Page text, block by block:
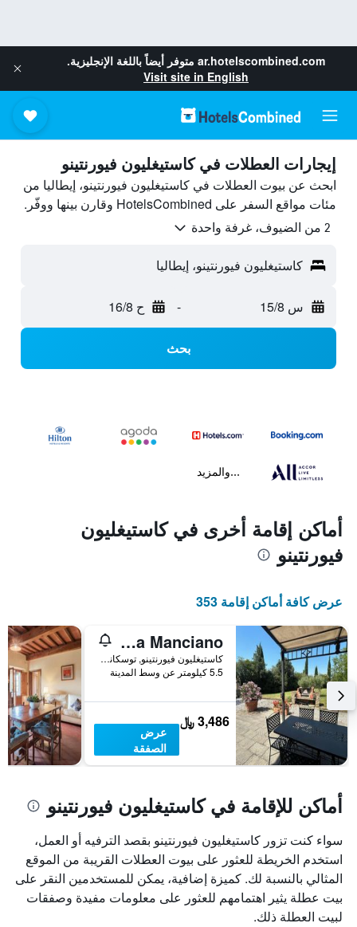
ar.hotelscombined.com متوفر أيضاً باللغة الإنجليزية.
Visit site in English
إيجارات العطلات في كاستيغليون فيورنتينو
ابحث عن بيوت العطلات في كاستيغليون فيورنتينو، إيطاليا من
مئات مواقع السفر على HotelsCombined وقارن بينها ووفّر.
2 من الضيوف، غرفة واحدة
كاستيغليون فيورنتينو، إيطاليا
س 15/8 - ح 16/8
بحث
...والمزيد
أماكن إقامة أخرى في كاستيغليون
فيورنتينو
عرض كافة أماكن إقامة 353
Villa Manciano
كاستيغليون فيورنتينو, توسكانا, إيطاليا
5.5 كيلومتر عن وسط المدينة
3,486 ﷼
عرض
الصفقة
أماكن للإقامة في كاستيغليون فيورنتينو
سواء كنت تزور كاستيغليون فيورنتينو بقصد الترفيه أو العمل،
استخدم الخريطة للعثور على بيوت العطلات القريبة من الموقع
المثالي بالنسبة لك. كميزة إضافية، يمكن للمستخدمين النقر على
بيت عطلة يثير اهتمامهم للعثور على معلومات مفيدة وصفقات
لبيت العطلة ذلك.